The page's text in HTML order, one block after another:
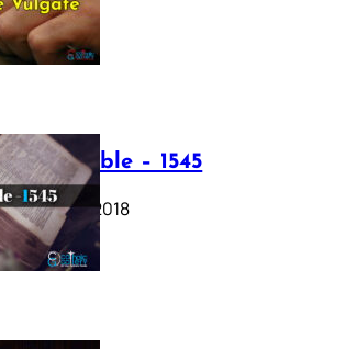
July 12, 2025
Luther Bible – 1545
October 17, 2018